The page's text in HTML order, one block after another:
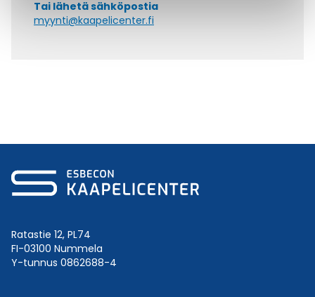
Tai lähetä sähköpostia
myynti@kaapelicenter.fi
Ratastie 12, PL74
FI-03100 Nummela
Y-tunnus 0862688-4